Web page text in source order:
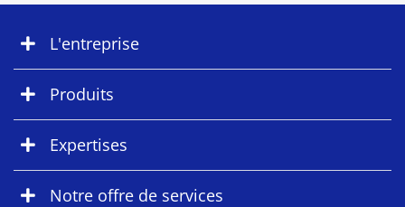
L'entreprise
Produits
Expertises
Notre offre de services